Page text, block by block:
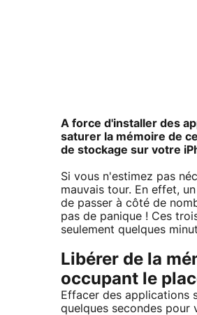
A force d'installer des
saturer la mémoire de
de stockage sur votre
Si vous n'estimez pas
mauvais tour. En effet,
de passer à côté de
pas de panique ! Ces
seulement quelques
Libérer de la
occupant le
Effacer des applications
quelques secondes pour